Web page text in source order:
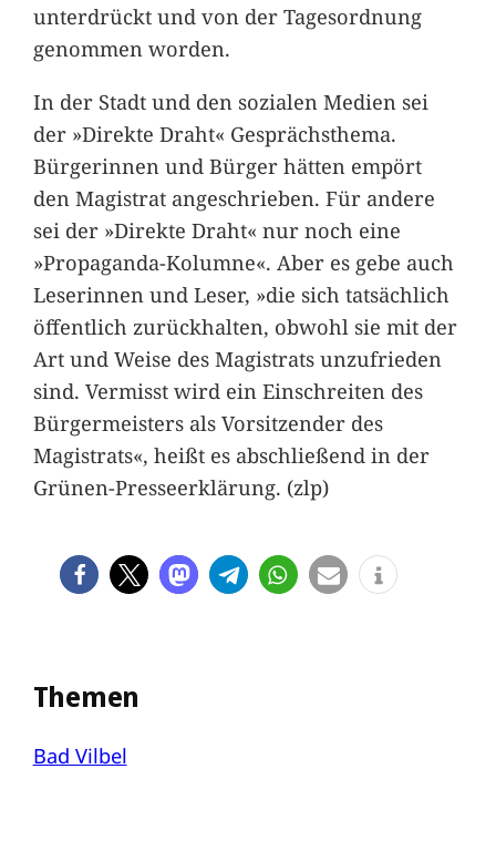
unterdrückt und von der Tagesordnung
genommen worden.
In der Stadt und den sozialen Medien sei
der »Direkte Draht« Gesprächsthema.
Bürgerinnen und Bürger hätten empört
den Magistrat angeschrieben. Für andere
sei der »Direkte Draht« nur noch eine
»Propaganda-Kolumne«. Aber es gebe auch
Leserinnen und Leser, »die sich tatsächlich
öffentlich zurückhalten, obwohl sie mit der
Art und Weise des Magistrats unzufrieden
sind. Vermisst wird ein Einschreiten des
Bürgermeisters als Vorsitzender des
Magistrats«, heißt es abschließend in der
Grünen-Presseerklärung. (zlp)
Themen
Bad Vilbel